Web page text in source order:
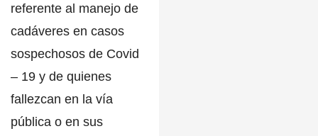
referente al manejo de
cadáveres en casos
sospechosos de Covid
– 19 y de quienes
fallezcan en la vía
pública o en sus